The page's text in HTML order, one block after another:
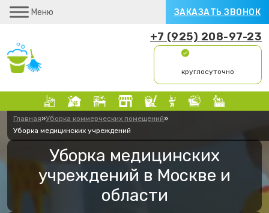
Меню ЗАКАЗАТЬ ЗВОНОК
+7 (925) 208-97-23
круглосуточно
Главная»Уборка коммерческих помещений»
Уборка медицинских учреждений
Уборка медицинских
учреждений в Москве и
области